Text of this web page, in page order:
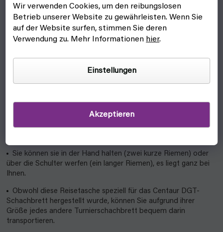
Wir verwenden Cookies, um den reibungslosen
Betrieb unserer Website zu gewährleisten. Wenn Sie
auf der Website surfen, stimmen Sie deren
Verwendung zu. Mehr Informationen hier.
Einstellungen
Akzeptieren
Für diejenigen, die ihr Centaur-Schachbrett auf Reisen nicht
beschädigen wollen
wollen
Die Centaur-Reisetasche ist eine qualitativ hochwertige,
gepolsterte Tasche mit sicheren Fächern zum Transport Ihres
Sie können sie in der Hand halten (zwei kurze Riemen) oder
über die Schulter werfen (ein langer Riemen), es liegt ganz bei
Ihnen.
Obwohl diese Reisetasche speziell für das Centaur DGT-
Schachbrett hergestellt wurde, können Sie aufgrund ihrer
Größe jedes andere Turnierschachbrett bequem darin
transportieren.